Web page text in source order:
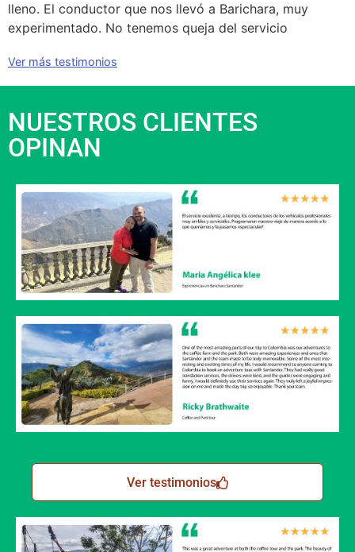
lleno. El conductor que nos llevó a Barichara, muy
experimentado. No tenemos queja del servicio
Ver más testimonios
NUESTROS CLIENTES
OPINAN
Ver testimonios